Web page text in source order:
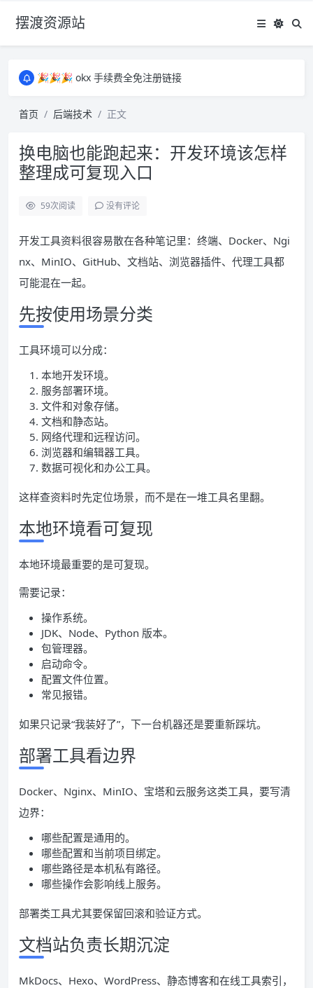
摆渡资源站
🎉🎉🎉 okx 手续费全免注册链接
所有资源均为免费网盘资源，资源失效请备注留言，感谢！
🎉🎉🎉 okx 手续费全免注册链接
首页 后端技术 正文
换电脑也能跑起来：开发环境该怎样
整理成可复现入口
59次阅读 没有评论
开发工具资料很容易散在各种笔记里：终端、Docker、Ngi
nx、MinIO、GitHub、文档站、浏览器插件、代理工具都
可能混在一起。
先按使用场景分类
工具环境可以分成：
本地开发环境。
服务部署环境。
文件和对象存储。
文档和静态站。
网络代理和远程访问。
浏览器和编辑器工具。
数据可视化和办公工具。
这样查资料时先定位场景，而不是在一堆工具名里翻。
本地环境看可复现
本地环境最重要的是可复现。
需要记录：
操作系统。
JDK、Node、Python 版本。
包管理器。
启动命令。
配置文件位置。
常见报错。
如果只记录“我装好了”，下一台机器还是要重新踩坑。
部署工具看边界
Docker、Nginx、MinIO、宝塔和云服务这类工具，要写清
边界：
哪些配置是通用的。
哪些配置和当前项目绑定。
哪些路径是本机私有路径。
哪些操作会影响线上服务。
部署类工具尤其要保留回滚和验证方式。
文档站负责长期沉淀
MkDocs、Hexo、WordPress、静态博客和在线工具索引，